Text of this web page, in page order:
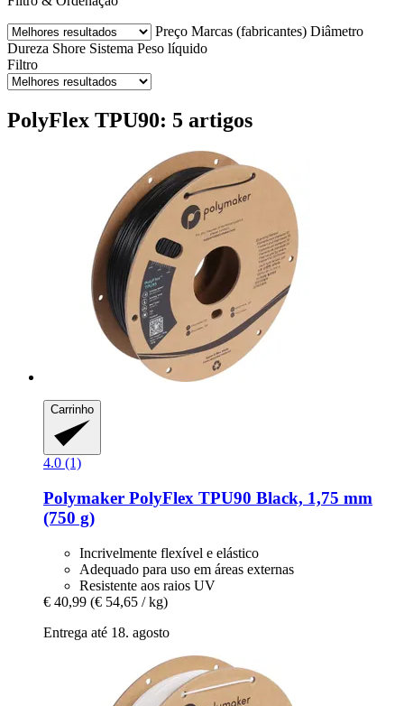
Preço Marcas (fabricantes) Diâmetro
Dureza Shore Sistema Peso líquido
Filtro
PolyFlex TPU90: 5 artigos
Carrinho
4.0 (1)
Polymaker PolyFlex TPU90 Black, 1,75 mm
(750 g)
Incrivelmente flexível e elástico
Adequado para uso em áreas externas
Resistente aos raios UV
€ 40,99 (€ 54,65 / kg)
Entrega até 18. agosto